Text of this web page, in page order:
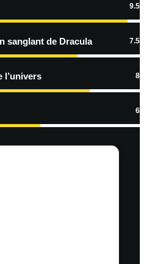
9.5
sanglant de Dracula 7.5
l’univers 8
6